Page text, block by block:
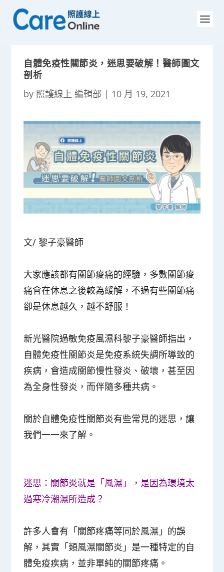
自體免疫性關節炎，迷思要破解！醫師圖文
剖析
by 照護線上 編輯部 | 10 月 19, 2021
文/ 黎子豪醫師
大家應該都有關節痠痛的經驗，多數關節痠
痛會在休息之後較為緩解，不過有些關節痛
卻是休息越久，越不舒服！
新光醫院過敏免疫風濕科黎子豪醫師指出，
自體免疫性關節炎是免疫系統失調所導致的
疾病，會造成關節慢性發炎、破壞，甚至因
為全身性發炎，而伴隨多種共病。
關於自體免疫性關節炎有些常見的迷思，讓
我們一一來了解。
迷思：關節炎就是「風濕」，是因為環境太
過寒冷潮濕所造成？
許多人會有「關節疼痛等同於風濕」的誤
解，其實「類風濕關節炎」是一種特定的自
體免疫疾病，並非單純的關節疼痛。